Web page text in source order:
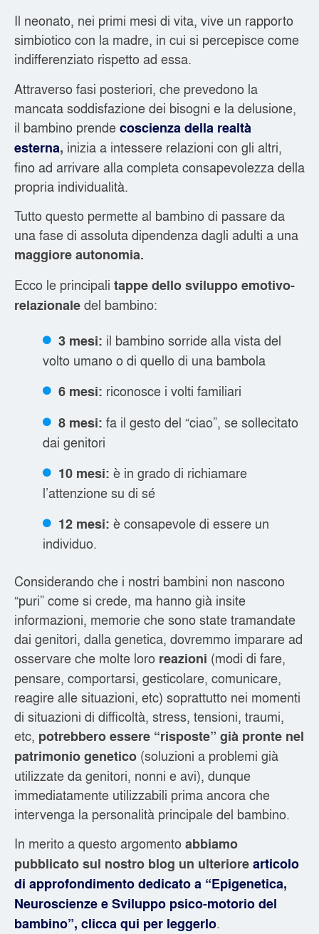
Il neonato, nei primi mesi di vita, vive un rapporto
simbiotico con la madre, in cui si percepisce come
indifferenziato rispetto ad essa.
Attraverso fasi posteriori, che prevedono la
mancata soddisfazione dei bisogni e la delusione,
il bambino prendecoscienza della realtà
esterna, inizia a intessere relazioni con gli altri,
fino ad arrivare alla completa consapevolezza della
propria individualità.
Tutto questo permette al bambino di passare da
una fase di assoluta dipendenza dagli adulti a una
maggiore autonomia.
Ecco le principali tappe dello sviluppo emotivo-
relazionaledel bambino:
3 mesi: il bambino sorride alla vista del
volto umano o di quello di una bambola
6 mesi: riconosce i volti familiari
8 mesi: fa il gesto del “ciao”, se sollecitato
dai genitori
10 mesi: è in grado di richiamare
l’attenzione su di sé
12 mesi: è consapevole di essere un
individuo.
Considerando che i nostri bambini non nascono
“puri” come si crede, ma hanno già insite
informazioni, memorie che sono state tramandate
dai genitori, dalla genetica, dovremmo imparare ad
osservare che molte loro reazioni (modi di fare,
pensare, comportarsi, gesticolare, comunicare,
reagire alle situazioni, etc) soprattutto nei momenti
di situazioni di difficoltà, stress, tensioni, traumi,
etc, potrebbero essere “risposte” già pronte nel
patrimonio genetico (soluzioni a problemi già
utilizzate da genitori, nonni e avi), dunque
immediatamente utilizzabili prima ancora che
intervenga la personalità principale del bambino.
In merito a questo argomentoabbiamo
pubblicato sul nostro blog un ulteriorearticolo
di approfondimento dedicato a “Epigenetica,
Neuroscienze e Sviluppo psico-motorio del
bambino”, clicca qui per leggerlo.